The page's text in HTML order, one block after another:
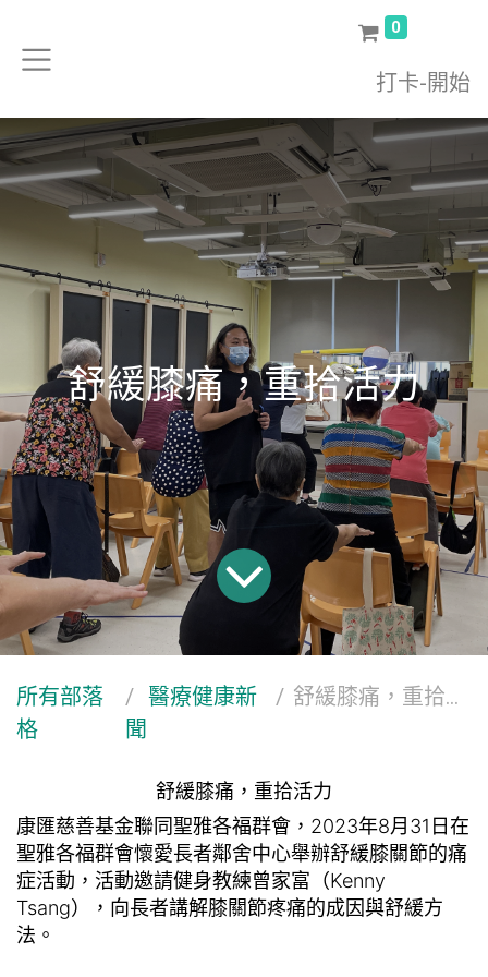
0
打卡-開始
舒緩膝痛，重拾活力
所有部落
格
醫療健康新
聞
舒緩膝痛，重拾活力
舒緩膝痛，重拾活力
康匯慈善基金聯同聖雅各福群會，2023年8月31日在
聖雅各福群會懷愛長者鄰舍中心舉辦舒緩膝關節的痛
症活動，活動邀請健身教練曾家富（Kenny
Tsang），向長者講解膝關節疼痛的成因與舒緩方
法。